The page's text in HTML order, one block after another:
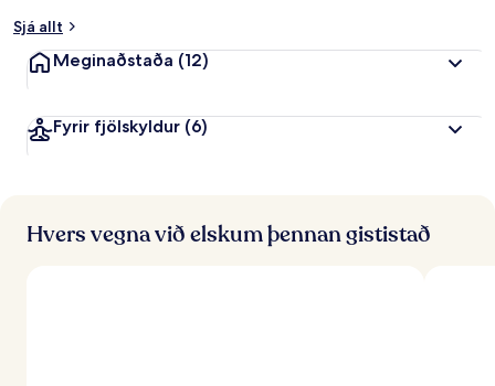
n
r
ð
Sjá allt
Meginaðstaða (12)
Fyrir fjölskyldur (6)
Hvers vegna við elskum þennan gististað